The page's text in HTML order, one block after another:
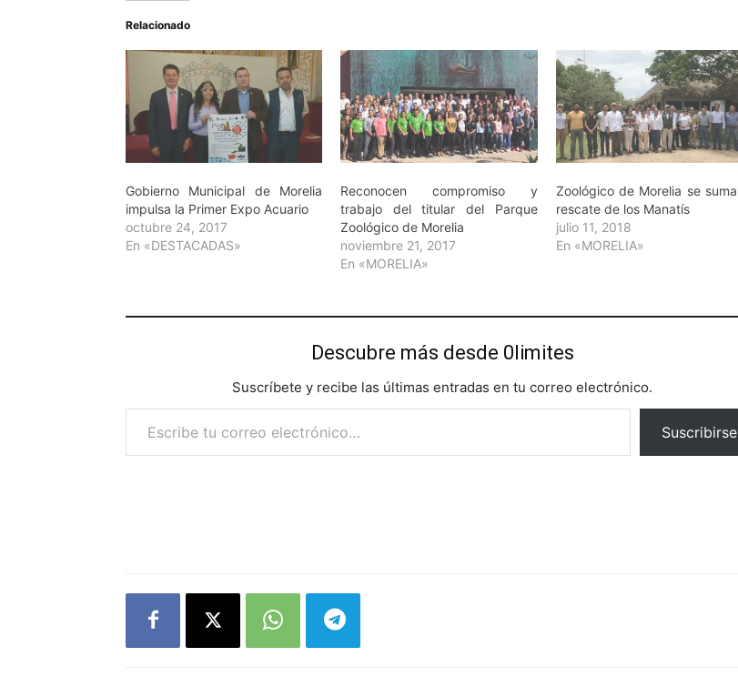
Relacionado
Gobierno Municipal de Morelia
impulsa la Primer Expo Acuario
octubre 24, 2017
En «DESTACADAS»
Reconocen compromiso y
trabajo del titular del Parque
Zoológico de Morelia
noviembre 21, 2017
En «MORELIA»
Zoológico de Morelia se
rescate de los Manatís
julio 11, 2018
En «MORELIA»
Descubre más desde 0limites
Suscríbete y recibe las últimas entradas en tu correo electrónico.
Escribe tu correo electrónico…
Suscribirse